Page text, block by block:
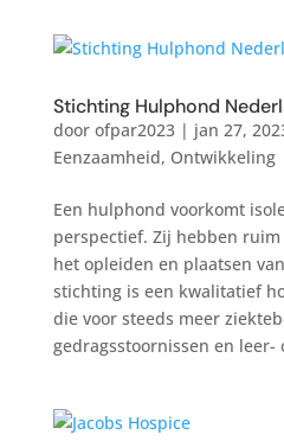
Stichting Hulphond
door ofpar2023| jan 27,
Eenzaamheid, Ontwikkeling
Een hulphond voorkomt
perspectief. Zij hebben
het opleiden en plaatsen
stichting is een kwalitatief
die voor steeds meer
gedragsstoornissen en leer-